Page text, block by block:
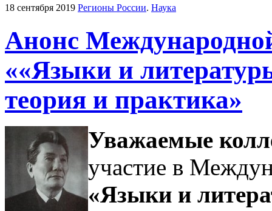
18 сентября 2019 Регионы России. Наука
Анонс
««Языки и
теория и практика»
Уважаемые
участие в
«Языки и